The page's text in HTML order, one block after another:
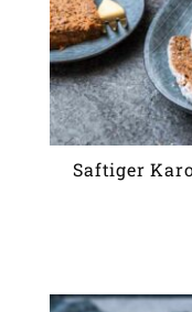
Saftiger